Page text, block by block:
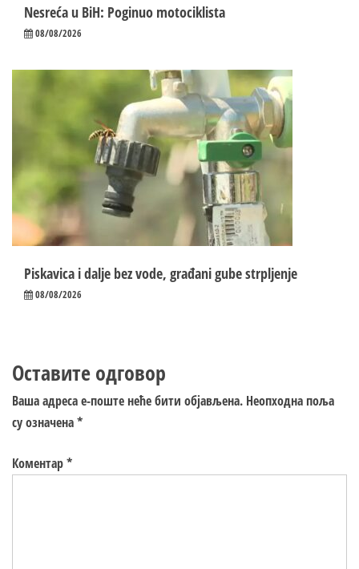
Nesreća u BiH: Poginuo motociklista
08/08/2026
Piskavica i dalje bez vode, građani gube strpljenje
08/08/2026
Оставите одговор
Ваша адреса е-поште неће бити објављена. Неопходна поља
су означена*
Коментар*